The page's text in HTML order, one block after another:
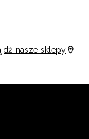
nasze sklepy